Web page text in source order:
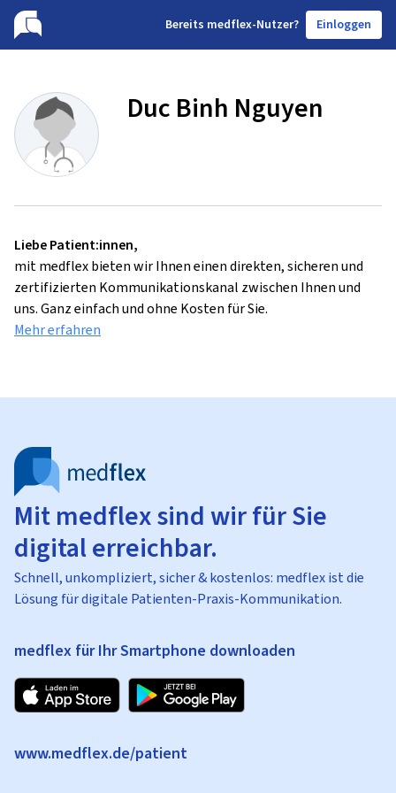
Bereits medflex-Nutzer? Einloggen
Duc Binh Nguyen
Liebe Patient:innen,
mit medflex bieten wir Ihnen einen direkten, sicheren und
zertifizierten Kommunikationskanal zwischen Ihnen und
uns. Ganz einfach und ohne Kosten für Sie.
Mehr erfahren
Mit medflex sind wir für Sie
digital erreichbar.
Schnell, unkompliziert, sicher & kostenlos: medflex ist die
Lösung für digitale Patienten-Praxis-Kommunikation.
medflex für Ihr Smartphone downloaden
www.medflex.de/patient